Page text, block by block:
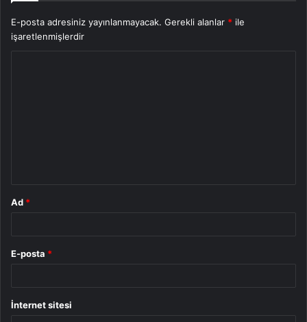
E-posta adresiniz yayınlanmayacak. Gerekli alanlar * ile
işaretlenmişlerdir
Ad *
E-posta *
İnternet sitesi